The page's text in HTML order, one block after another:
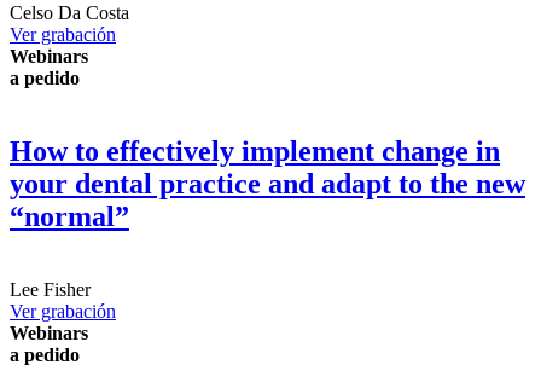
Celso Da Costa
Ver grabación
Webinars
a pedido
How to effectively implement change in
your dental practice and adapt to the new
“normal”
Lee Fisher
Ver grabación
Webinars
a pedido